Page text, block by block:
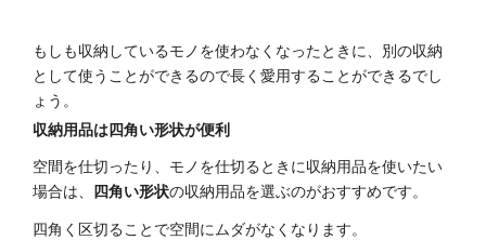
もしも収納しているモノを使わなくなったときに、別の収納
として使うことができるので長く愛用することができるでし
ょう。
収納用品は四角い形状が便利
空間を仕切ったり、モノを仕切るときに収納用品を使いたい
場合は、 四角い形状の収納用品を選ぶのがおすすめです。
四角く区切ることで空間にムダがなくなります。